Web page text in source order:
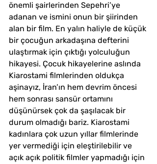
önemli şairlerinden Sepehri’ye
adanan ve ismini onun bir şiirinden
alan bir film. En yalın haliyle de küçük
bir çocuğun arkadaşına defterini
ulaştırmak için çıktığı yolculuğun
hikayesi. Çocuk hikayelerine aslında
Kiarostami filmlerinden oldukça
aşinayız, İran’ın hem devrim öncesi
hem sonrası sansür ortamını
düşünürsek çok da şaşılacak bir
durum olmadığı bariz. Kiarostami
kadınlara çok uzun yıllar filmlerinde
yer vermediği için eleştirilebilir ve
açık açık politik filmler yapmadığı için